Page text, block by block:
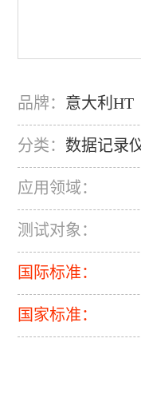
品牌： 意大利HT
分类： 数据记录
应用领域：
测试对象：
国际标准：
国家标准：